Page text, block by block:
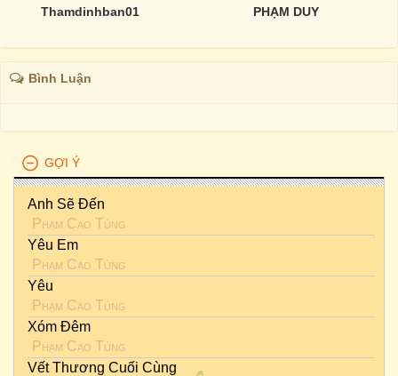
Thamdinhban01 PHẠM DUY
Bình Luận
GỢI Ý
Anh Sẽ Đến
Phạm Cao Tùng
Yêu Em
Phạm Cao Tùng
Yêu
Phạm Cao Tùng
Xóm Đêm
Phạm Cao Tùng
Vết Thương Cuối Cùng